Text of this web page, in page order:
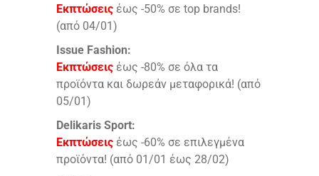
Εκπτώσεις έως -50% σε top brands!
(από 04/01)
Issue Fashion:
Εκπτώσεις έως -80% σε όλα τα
προϊόντα και δωρεάν μεταφορικά! (από
05/01)
Delikaris Sport:
Εκπτώσεις έως -60% σε επιλεγμένα
προϊόντα! (από 01/01 έως 28/02)